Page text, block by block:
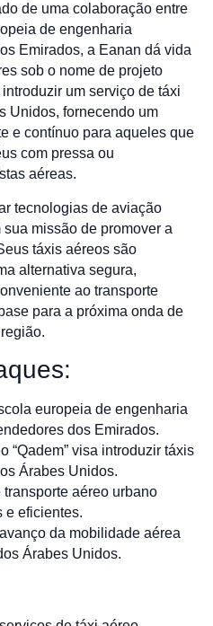
de uma colaboração entre
de engenharia
Emirados, a Eanan dá vida
sob o nome de projeto
um serviço de táxi
Unidos, fornecendo um
e contínuo para aqueles que
com pressa ou
aéreas.
tecnologias de aviação
missão de promover a
táxis aéreos são
alternativa segura,
ao transporte
para a próxima onda de
europeia de engenharia
dos Emirados.
“Qadem” visa introduzir táxis
Árabes Unidos.
aéreo urbano
e eficientes.
da mobilidade aérea
Árabes Unidos.